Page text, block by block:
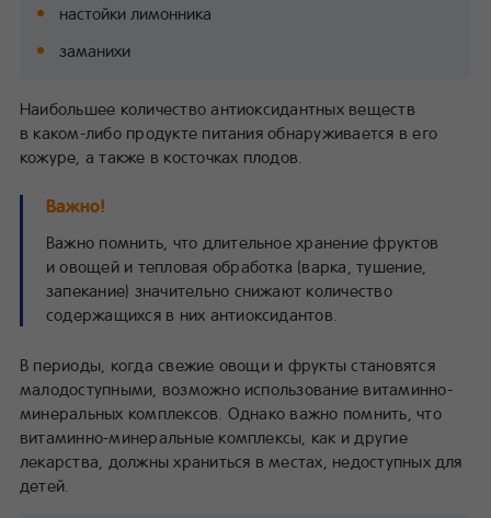
настойки лимонника
заманихи
Наибольшее количество антиоксидантных веществ
в каком-либо продукте питания обнаруживается в его
кожуре, а также в косточках плодов.
Важно!
Важно помнить, что длительное хранение фруктов
и овощей и тепловая обработка (варка, тушение,
запекание) значительно снижают количество
содержащихся в них антиоксидантов.
В периоды, когда свежие овощи и фрукты становятся
малодоступными, возможно использование витаминно-
минеральных комплексов. Однако важно помнить, что
витаминно-минеральные комплексы, как и другие
лекарства, должны храниться в местах, недоступных для
детей.